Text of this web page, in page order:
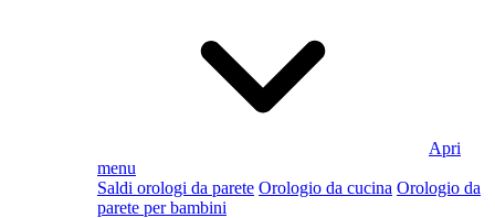
Apri
menu
Saldi orologi da parete Orologio da cucina Orologio da
parete per bambini